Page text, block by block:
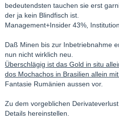
bedeutendsten tauchen sie erst
der ja kein Blindfisch ist.
Management+Insider 43%,
Daß Minen bis zur Inbetriebnahme
nun nicht wirklich neu.
Überschlägig ist das Gold in situ
dos Mochachos in Brasilien allein
Fantasie Rumänien aussen vor.
Zu dem vorgeblichen
Details hereinstellen.